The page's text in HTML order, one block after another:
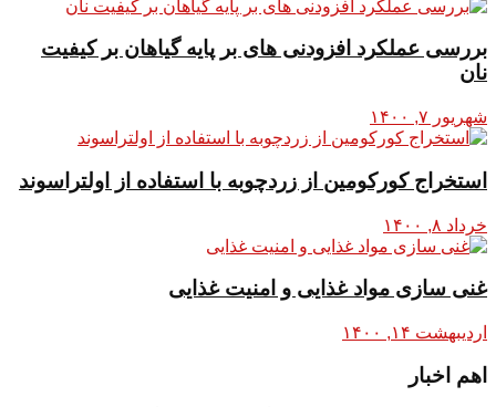
بررسی عملکرد افزودنی های بر پایه گیاهان بر کیفیت
نان
شهریور ۷, ۱۴۰۰
استخراج کورکومین از زردچوبه با استفاده از اولتراسوند
خرداد ۸, ۱۴۰۰
غنی سازی مواد غذایی و امنیت غذایی
اردیبهشت ۱۴, ۱۴۰۰
اهم اخبار